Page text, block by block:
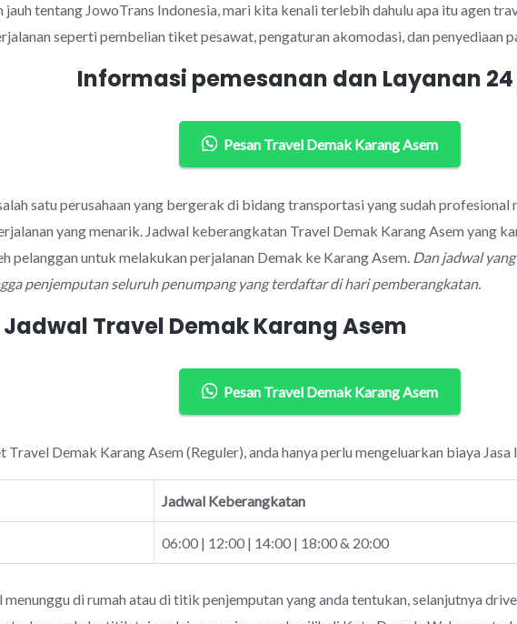
tentang JowoTrans Indonesia, mari kita kenali terlebih dahulu apa itu agen
seperti pembelian tiket pesawat, pengaturan akomodasi, dan penyediaan
Informasi pemesanan dan Layanan
Pesan Travel Demak Karang Asem
satu perusahaan yang bergerak di bidang transportasi yang sudah profesional
yang menarik. Jadwal keberangkatan Travel Demak Karang Asem yang
pelanggan untuk melakukan perjalanan Demak ke Karang Asem. Dan jadwal
penjemputan seluruh penumpang yang terdaftar di hari pemberangkatan.
Travel Demak Karang Asem
Pesan Travel Demak Karang Asem
Demak Karang Asem (Reguler), anda hanya perlu mengeluarkan biaya
Jadwal Keberangkatan
06:00 | 12:00 | 14:00 | 18:00 & 20:00
menunggu di rumah atau di titik penjemputan yang anda tentukan, selanjutnya